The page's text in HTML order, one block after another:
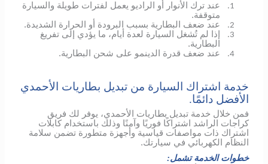
1.
عند ترك الأنوار أو الراديو يعمل لفترات طويلة والسيارة
متوقفة.
2. عند ضعف البطارية بسبب البرودة أو الحرارة الشديدة.
3.
إذا لم تُشغل السيارة لعدة أيام، ما يؤدي إلى تفريغ
البطارية.
4. عند ضعف قدرة الدينمو على شحن البطارية.
خدمة اشتراك السيارة من تبديل بطاريات الأحمدي
الأفضل دائمًا.
فمن خلال خدمة تبديل بطاريات الأحمدي، يوفر لك فريق
كراجات الراشد اشتراكًا فوريًا وآمنًا وذلك باستخدام كابلات
اشتراك ذات مواصفات قياسية وأجهزة متطورة تضمن سلامة
النظام الكهربائي في سيارتك.
خطوات الخدمة تشمل: